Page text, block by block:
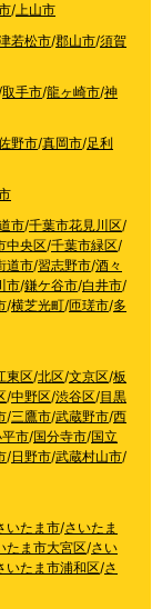
/上山市
若松市/郡山市/須賀
取手市/龍ヶ崎市/神
野市/真岡市/足利
市/千葉市花見川区/
中央区/千葉市緑区/
道市/習志野市/酒々
市/鎌ケ谷市/白井市/
/横芝光町/匝瑳市/多
東区/北区/文京区/板
/中野区/渋谷区/目黒
/三鷹市/武蔵野市/西
市/国分寺市/国立
/日野市/武蔵村山市/
いたま市/さいたま
たま市大宮区/さい
いたま市浦和区/さ